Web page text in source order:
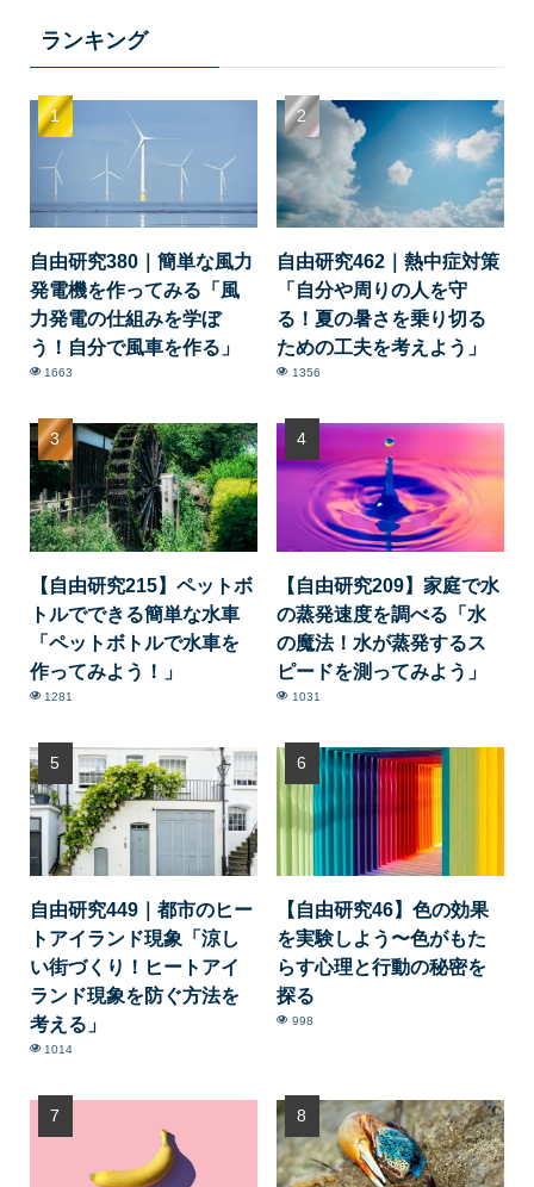
ランキング
自由研究380｜簡単な風力
発電機を作ってみる「風
力発電の仕組みを学ぼ
う！自分で風車を作る」
1663
自由研究462｜熱中症対策
「自分や周りの人を守
る！夏の暑さを乗り切る
ための工夫を考えよう」
1356
【自由研究215】ペットボ
トルでできる簡単な水車
「ペットボトルで水車を
作ってみよう！」
1281
【自由研究209】家庭で水
の蒸発速度を調べる「水
の魔法！水が蒸発するス
ピードを測ってみよう」
1031
自由研究449｜都市のヒー
トアイランド現象「涼し
い街づくり！ヒートアイ
ランド現象を防ぐ方法を
考える」
1014
【自由研究46】色の効果
を実験しよう〜色がもた
らす心理と行動の秘密を
探る
998